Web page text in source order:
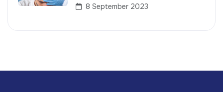
8 September 2023